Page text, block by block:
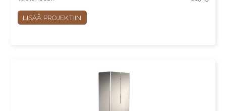
LISÄÄ PROJEKTIIN